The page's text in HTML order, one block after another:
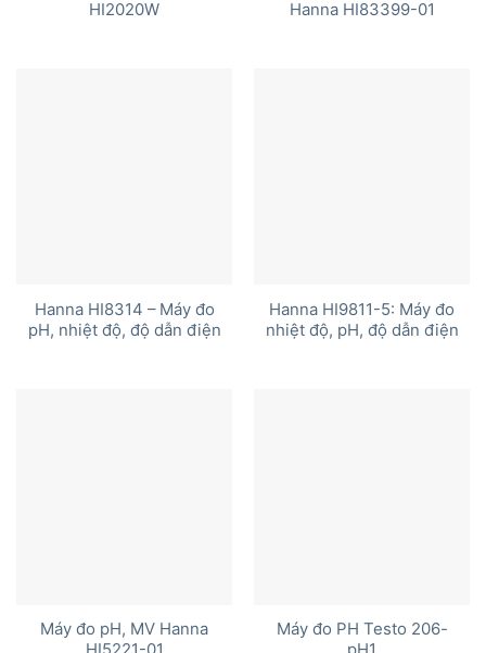
HI2020W Hanna HI83399-01
Hanna HI8314 – Máy đo
pH, nhiệt độ, độ dẫn điện
Hanna HI9811-5: Máy đo
nhiệt độ, pH, độ dẫn điện
Máy đo pH, MV Hanna
Máy đo PH Testo 206-